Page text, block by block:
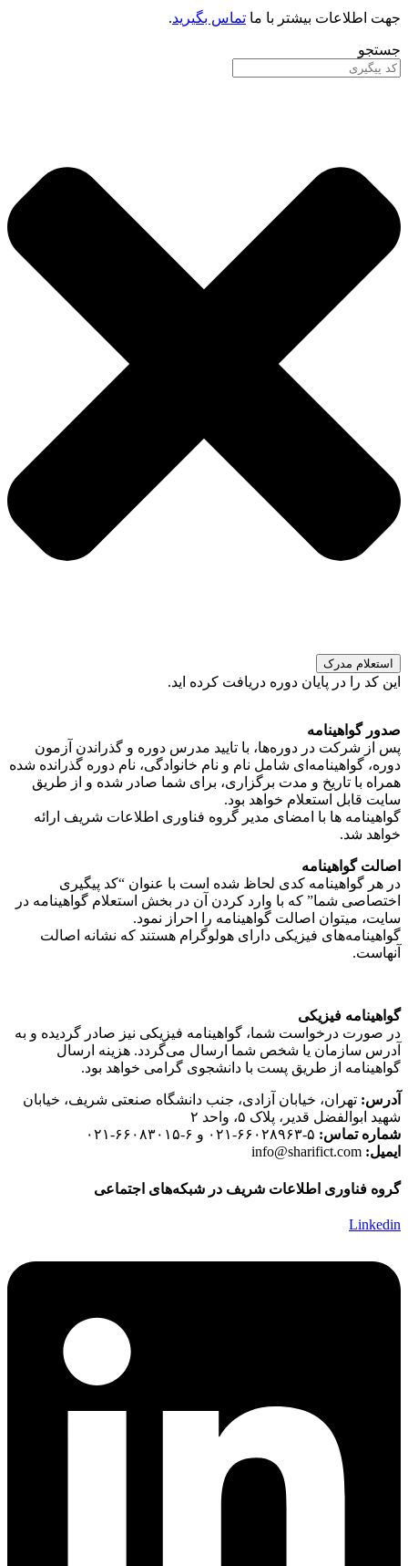
جهت اطلاعات بیشتر با ما تماس بگیرید.
جستجو
استعلام مدرک
این کد را در پایان دوره دریافت کرده اید.
صدور گواهینامه
پس از شرکت در دوره‌ها، با تایید مدرس دوره و گذراندن آزمون
دوره، گواهینامه‌ای شامل نام و نام خانوادگی، نام دوره گذرانده شده
همراه با تاریخ و مدت برگزاری، برای شما صادر شده و از طریق
سایت قابل استعلام خواهد بود.
گواهینامه ها با امضای مدیر گروه فناوری اطلاعات شریف ارائه
خواهد شد.
اصالت گواهینامه
در هر گواهینامه کدی لحاظ شده است با عنوان “کد پیگیری
اختصاصی شما” که با وارد کردن آن در بخش استعلام گواهینامه در
سایت، میتوان اصالت گواهینامه را احراز نمود.
گواهینامه‌های فیزیکی دارای هولوگرام هستند که نشانه اصالت
آنهاست.
گواهینامه فیزیکی
در صورت درخواست شما، گواهینامه فیزیکی نیز صادر گردیده و به
آدرس سازمان یا شخص شما ارسال می‌گردد. هزینه ارسال
گواهینامه از طریق پست با دانشجوی گرامی خواهد بود.
آدرس: تهران، خیابان آزادی، جنب دانشگاه صنعتی شریف، خیابان
شهید ابوالفضل قدیر، پلاک ۵، واحد ۲
شماره تماس:
ایمیل:
گروه فناوری اطلاعات شریف در شبکه‌های اجتماعی
Linkedin